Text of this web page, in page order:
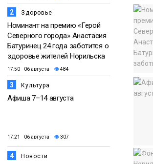
2 Здоровье
Номинант на премию «Герой
Северного города» Анастасия
Батуринец 24 года заботится о
здоровье жителей Норильска
17:50 06 августа 484
3 Культура
Афиша 7–14 августа
17:21 06 августа 307
4 Новости